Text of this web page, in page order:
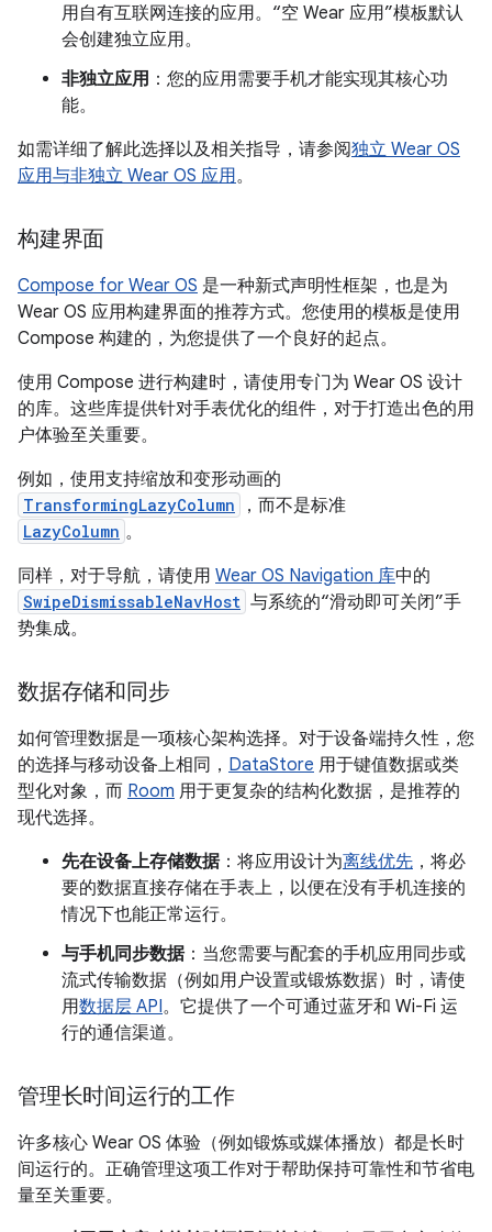
用自有互联网连接的应用。“空 Wear 应用”模板默认
会创建独立应用。
非独立应用 ：您的应用需要手机才能实现其核心功
能。
如需详细了解此选择以及相关指导，请参阅独立 Wear OS
应用与非独立 Wear OS 应用。
构建界面
Compose for Wear OS 是一种新式声明性框架，也是为
Wear OS 应用构建界面的推荐方式。您使用的模板是使用
Compose 构建的，为您提供了一个良好的起点。
使用 Compose 进行构建时，请使用专门为 Wear OS 设计
的库。这些库提供针对手表优化的组件，对于打造出色的用
户体验至关重要。
例如，使用支持缩放和变形动画的
TransformingLazyColumn ，而不是标准
LazyColumn 。
同样，对于导航，请使用 Wear OS Navigation 库中的
SwipeDismissableNavHost 与系统的“滑动即可关闭”手
势集成。
数据存储和同步
如何管理数据是一项核心架构选择。对于设备端持久性，您
的选择与移动设备上相同， DataStore 用于键值数据或类
型化对象，而 Room 用于更复杂的结构化数据，是推荐的
现代选择。
先在设备上存储数据：将应用设计为离线优先 ，将必
要的数据直接存储在手表上，以便在没有手机连接的
情况下也能正常运行。
与手机同步数据：当您需要与配套的手机应用同步或
流式传输数据（例如用户设置或锻炼数据）时，请使
用数据层 API。它提供了一个可通过蓝牙和 Wi-Fi 运
行的通信渠道。
管理长时间运行的工作
许多核心 Wear OS 体验（例如锻炼或媒体播放）都是长时
间运行的。正确管理这项工作对于帮助保持可靠性和节省电
量至关重要。